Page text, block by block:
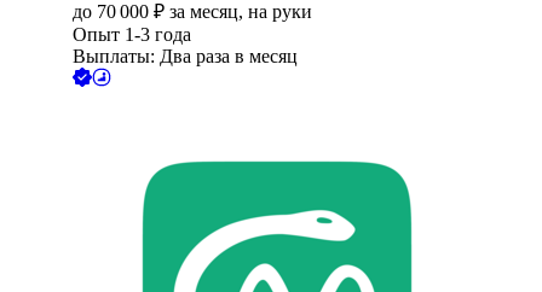
до 70 000 ₽ за месяц, на руки
Опыт 1-3 года
Выплаты: Два раза в месяц